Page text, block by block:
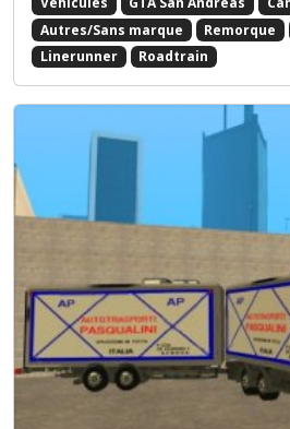
Autres/Sans marque
Remorque
Linerunner
Roadtrain